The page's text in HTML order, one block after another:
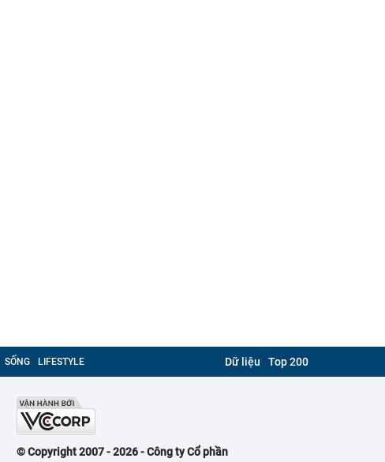
SỐNG LIFESTYLE Dữ liệu Top 200
© Copyright 2007 - 2026 - Công ty Cổ phần